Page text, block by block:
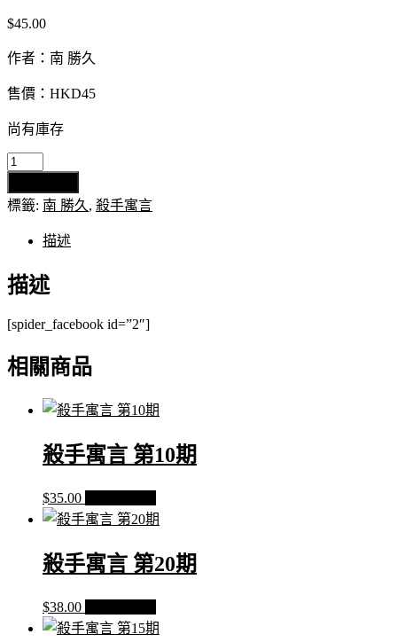
$45.00
作者：南 勝久
售價：HKD45
尚有庫存
殺
寓
THE
CONTACT
第
期
數
量
標籤: 南 勝久 , 殺手寓言
描述
描述
[spider_facebook id=”2″]
相關商品
殺手寓言 第10期
$35.00
殺手寓言 第20期
$38.00